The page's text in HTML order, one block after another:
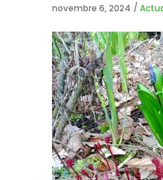
novembre 6, 2024